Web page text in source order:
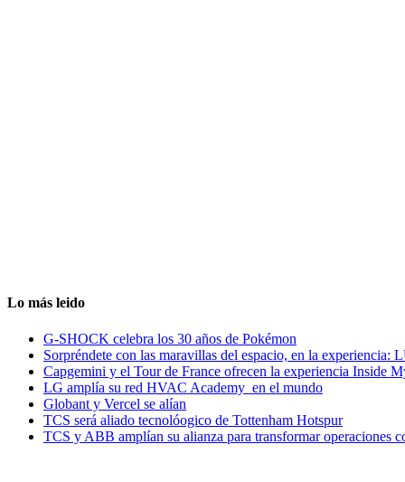
Lo más leido
G-SHOCK celebra los 30 años de Pokémon
Sorpréndete con las maravillas del espacio, en la experiencia:
Capgemini y el Tour de France ofrecen la experiencia Inside
LG amplía su red HVAC Academy en el mundo
Globant y Vercel se alían
TCS será aliado tecnolóogico de Tottenham Hotspur
TCS y ABB amplían su alianza para transformar operaciones